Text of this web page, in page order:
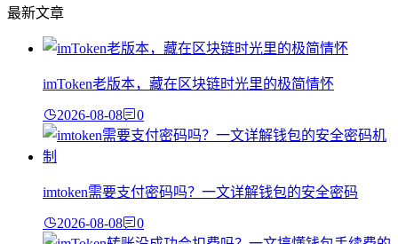
最新文章
imToken老版本，藏在区块链时光里的极简情怀
2026-08-08 0
imtoken需要支付密码吗？一文详解钱包的安全密码
2026-08-08 0